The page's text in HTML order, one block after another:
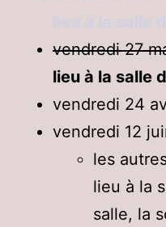
vendredi 27
lieu à la salle
vendredi 24
vendredi 12
les
lieu à la
salle, la